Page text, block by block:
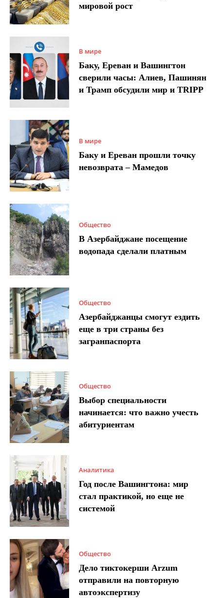
мировой рост
В мире
Баку, Ереван и Вашингтон
сверили часы: Алиев, Пашинян
и Трамп обсудили мир и TRIPP
В мире
Баку и Ереван прошли точку
невозврата – Мамедов
Общество
В Азербайджане посещение
водопада сделали платным
Общество
Азербайджанцы смогут ездить
еще в три страны без
загранпаспорта
Общество
Выбор специальности
начинается: что важно учесть
абитуриентам
Аналитика
Год после Вашингтона: мир
стал практикой, но еще не
системой
Общество
Дело тиктокерши Arzum
отправили на повторную
автоэкспертизу